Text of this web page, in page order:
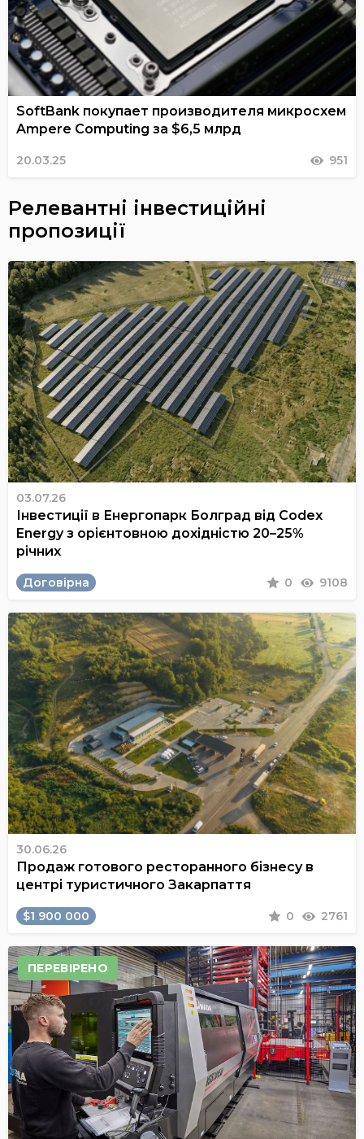
SoftBank покупает производителя микросхем
Ampere Computing за $6,5 млрд
20.03.25 951
Релевантні інвестиційні
пропозиції
03.07.26
Інвестиції в Енергопарк Болград від Codex
Energy з орієнтовною дохідністю 20–25%
річних
Договірна 0 9108
30.06.26
Продаж готового ресторанного бізнесу в
центрі туристичного Закарпаття
$1 900 000 0 2761
ПЕРЕВІРЕНО